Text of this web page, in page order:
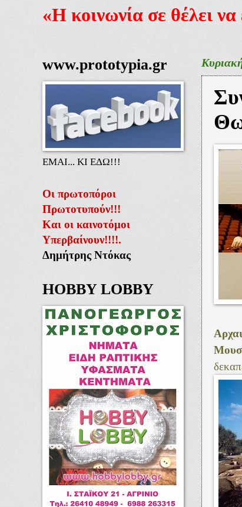
«Η κοινωνία σε θέλει
www.prototypia.gr
ΕΜΑΙ... ΚΙ ΕΔΩ!!!
Οι πρωτοπόροι
Πρωτοτυπούν!!!
Και οι καινοτόμοι
Υπερβαίνουν!!!!.
Δημήτρης Ντόκας
HOBBY LOBBY